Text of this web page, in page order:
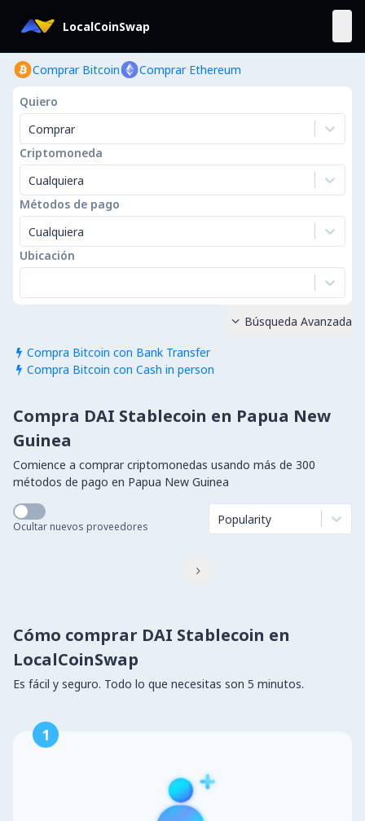
LocalCoinSwap
Comprar Bitcoin Comprar Ethereum
Quiero
Comprar
Criptomoneda
Cualquiera
Métodos de pago
Cualquiera
Ubicación
 Compra Bitcoin con Bank Transfer
 Compra Bitcoin con Cash in person
 Búsqueda Avanzada
Compra DAI Stablecoin en Papua New
Guinea
Comience a comprar criptomonedas usando más de 300
métodos de pago en Papua New Guinea
Ocultar nuevos proveedores Popularity

Cómo comprar DAI Stablecoin en
LocalCoinSwap
Es fácil y seguro. Todo lo que necesitas son 5 minutos.
1